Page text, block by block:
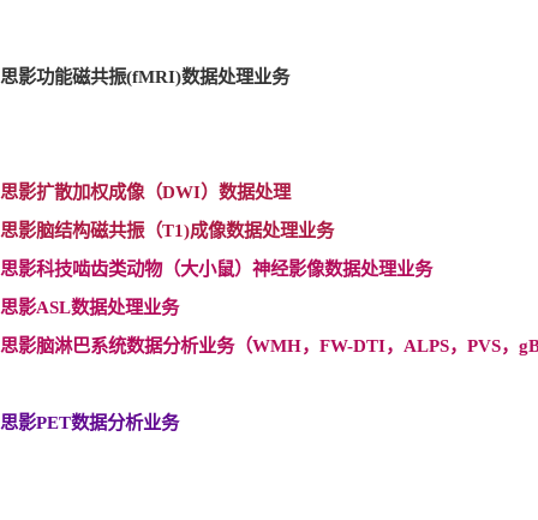
思影功能磁共振(fMRI)数据处理业务
思影扩散加权成像（DWI）数据处理
思影脑结构磁共振（T1)成像数据处理业务
思影科技啮齿类动物（大小鼠）神经影像数据处理业务
思影ASL数据处理业务
思影脑淋巴系统数据分析业务（WMH，FW-DTI，ALPS，PVS，
思影PET数据分析业务